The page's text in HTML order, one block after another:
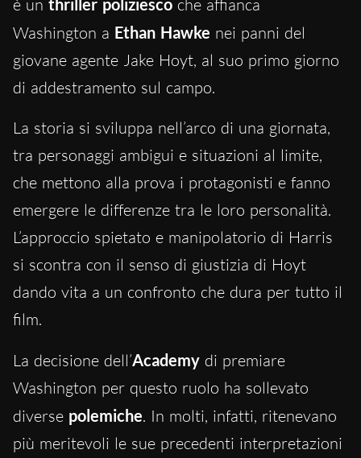
è un
che affianca
Washington a Ethan Hawke nei panni del
giovane agente Jake Hoyt, al suo primo giorno
di addestramento sul campo.
La storia si sviluppa nell’arco di una giornata,
tra personaggi ambigui e situazioni al limite,
che mettono alla prova i protagonisti e fanno
emergere le differenze tra le loro personalità.
L’approccio spietato e manipolatorio di Harris
si scontra con il senso di giustizia di Hoyt
dando vita a un confronto che dura per tutto il
film.
La decisione dell’Academy di premiare
Washington per questo ruolo ha sollevato
diverse polemiche. In molti, infatti, ritenevano
più meritevoli le sue precedenti interpretazioni